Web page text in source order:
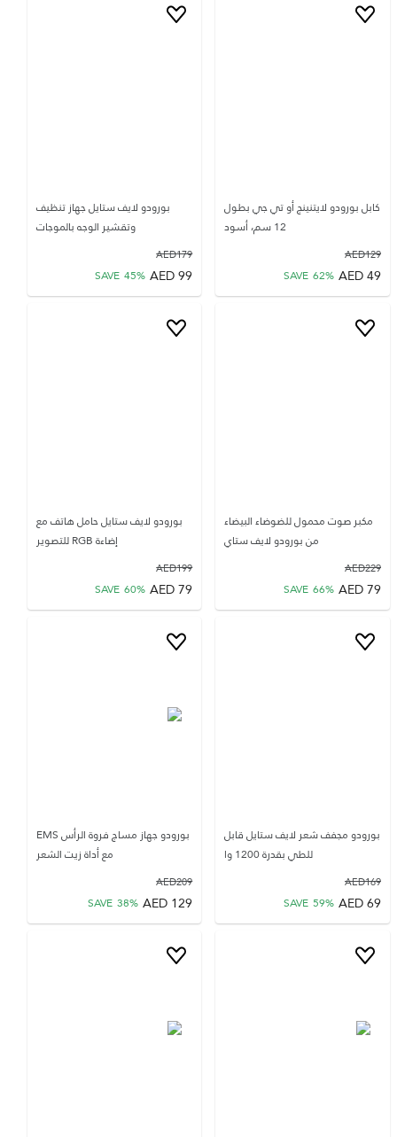
كابل بورودو لايتنينج أو تي جي بطول
12 سم، أسود
129
AED
49
AED
SAVE 62%
بورودو لايف ستايل جهاز تنظيف
وتقشير الوجه بالموجات
179
AED
99
AED
SAVE 45%
مكبر صوت محمول للضوضاء البيضاء
من بورودو لايف ستاي
229
AED
79
AED
SAVE 66%
بورودو لايف ستايل حامل هاتف مع
إضاءة RGB للتصوير
199
AED
79
AED
SAVE 60%
بورودو مجفف شعر لايف ستايل قابل
للطي بقدرة 1200 وا
169
AED
69
AED
SAVE 59%
بورودو جهاز مساج فروة الرأس EMS
مع أداة زيت الشعر
209
AED
129
AED
SAVE 38%